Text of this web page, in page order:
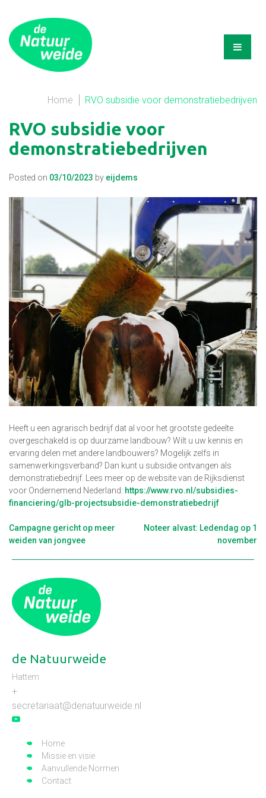
Home RVO subsidie voor demonstratiebedrijven
RVO subsidie voor
demonstratiebedrijven
Posted on 03/10/2023 by eijdems
Heeft u een agrarisch bedrijf dat al voor het grootste gedeelte
overgeschakeld is op duurzame landbouw? Wilt u uw kennis en
ervaring delen met andere landbouwers? Mogelijk zelfs in
samenwerkingsverband? Dan kunt u subsidie ontvangen als
demonstratiebedrijf. Lees meer op de website van de Rijksdienst
voor Ondernemend Nederland: https://www.rvo.nl/subsidies-
financiering/glb-projectsubsidie-demonstratiebedrijf
Berichtnavigatie
Campagne gericht op meer
weiden van jongvee
Noteer alvast: Ledendag op 1
november
de Natuurweide
Hattem
+
secretariaat@denatuurweide.nl
Home
Missie en visie
Aanvullende Normen
Contact